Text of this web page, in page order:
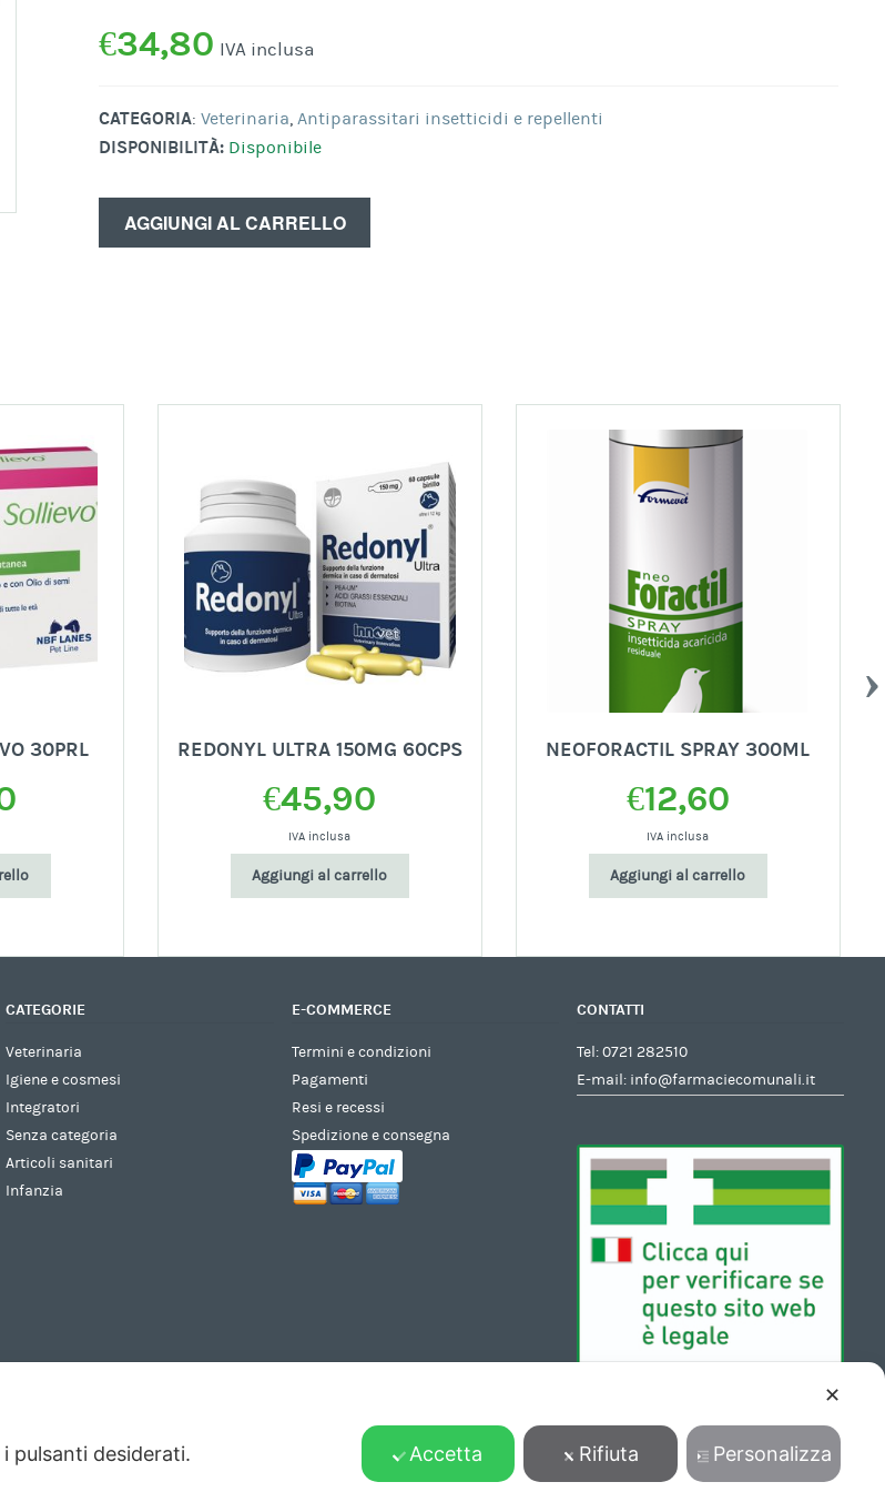
€34,80 IVA inclusa
CATEGORIA: Veterinaria, Antiparassitari insetticidi e repellenti
DISPONIBILITÀ: Disponibile
AGGIUNGI AL CARRELLO
30PRL REDONYL ULTRA 150MG 60CPS
€45,90
IVA inclusa
Aggiungi al carrello
NEOFORACTIL SPRAY 300ML
€12,60
IVA inclusa
Aggiungi al carrello
CATEGORIE
Veterinaria
Igiene e cosmesi
Integratori
Senza categoria
Articoli sanitari
Infanzia
E-COMMERCE
Termini e condizioni
Pagamenti
Resi e recessi
Spedizione e consegna
CONTATTI
Tel:0721 282510
E-mail: info@farmaciecomunali.it
-
✕
pulsanti desiderati.
Accetta Rifiuta Personalizza